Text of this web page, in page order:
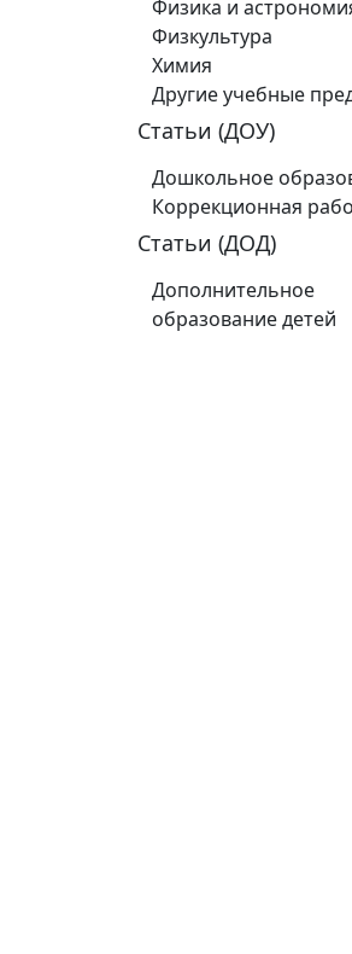
Физика и
Физкультура
Химия
Другие учебные
Статьи (ДОУ)
Дошкольное
Коррекционная
Статьи (ДОД)
Дополнительное
образование детей